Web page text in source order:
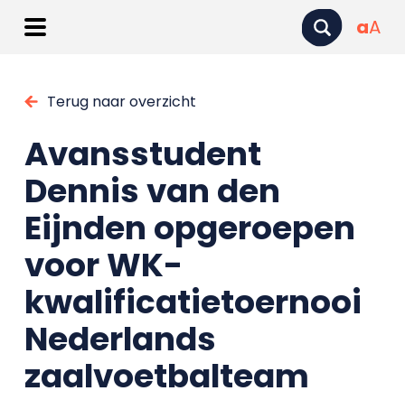
aA
Terug naar overzicht
Avansstudent
Dennis van den
Eijnden opgeroepen
voor WK-
kwalificatietoernooi
Nederlands
zaalvoetbalteam